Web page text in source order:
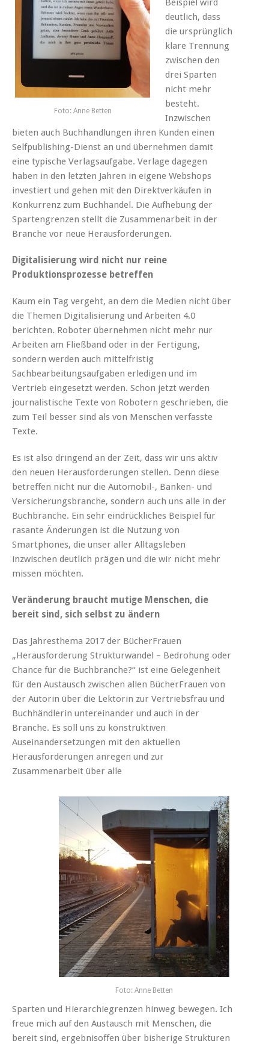
Foto: Anne Betten
deutlich, dass
die ursprünglich
klare Trennung
zwischen den
drei Sparten
nicht mehr
besteht.
Inzwischen
bieten auch Buchhandlungen ihren Kunden einen
Selfpublishing-Dienst an und übernehmen damit
eine typische Verlagsaufgabe. Verlage dagegen
haben in den letzten Jahren in eigene Webshops
investiert und gehen mit den Direktverkäufen in
Konkurrenz zum Buchhandel. Die Aufhebung der
Spartengrenzen stellt die Zusammenarbeit in der
Branche vor neue Herausforderungen.
Digitalisierung wird nicht nur reine
Produktionsprozesse betreffen
Kaum ein Tag vergeht, an dem die Medien nicht über
die Themen Digitalisierung und Arbeiten 4.0
berichten. Roboter übernehmen nicht mehr nur
Arbeiten am Fließband oder in der Fertigung,
sondern werden auch mittelfristig
Sachbearbeitungsaufgaben erledigen und im
Vertrieb eingesetzt werden. Schon jetzt werden
journalistische Texte von Robotern geschrieben, die
zum Teil besser sind als von Menschen verfasste
Texte.
Es ist also dringend an der Zeit, dass wir uns aktiv
den neuen Herausforderungen stellen. Denn diese
betreffen nicht nur die Automobil-, Banken- und
Versicherungsbranche, sondern auch uns alle in der
Buchbranche. Ein sehr eindrückliches Beispiel für
rasante Änderungen ist die Nutzung von
Smartphones, die unser aller Alltagsleben
inzwischen deutlich prägen und die wir nicht mehr
missen möchten.
Veränderung braucht mutige Menschen, die
bereit sind, sich selbst zu ändern
Das Jahresthema 2017 der BücherFrauen
„Herausforderung Strukturwandel – Bedrohung oder
Chance für die Buchbranche?“ ist eine Gelegenheit
für den Austausch zwischen allen BücherFrauen von
der Autorin über die Lektorin zur Vertriebsfrau und
Buchhändlerin untereinander und auch in der
Branche. Es soll uns zu konstruktiven
Auseinandersetzungen mit den aktuellen
Herausforderungen anregen und zur
Zusammenarbeit über alle
Foto: Anne Betten
Sparten und Hierarchiegrenzen hinweg bewegen. Ich
freue mich auf den Austausch mit Menschen, die
bereit sind, ergebnisoffen über bisherige Strukturen